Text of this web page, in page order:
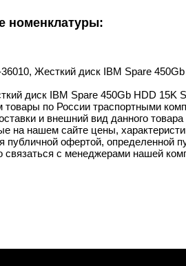
номенклатуры:
Жесткий диск IBM Spare
диск IBM Spare 450Gb HDD 15K
товары по России траспортными
и внешний вид данного
на нашем сайте цены,
публичной офертой, определенной
связаться с менеджерами нашей